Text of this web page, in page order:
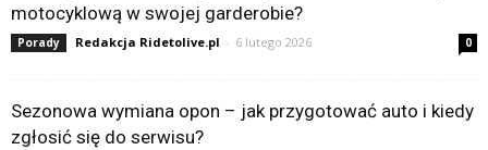
motocyklową w swojej garderobie?
Porady Redakcja Ridetolive.pl - 6 lutego 2026 0
Sezonowa wymiana opon – jak przygotować auto i kiedy
zgłosić się do serwisu?